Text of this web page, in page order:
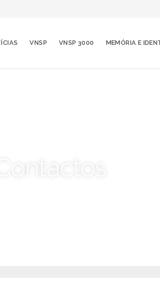
VNSP VNSP 3000 MEMÓRIA E